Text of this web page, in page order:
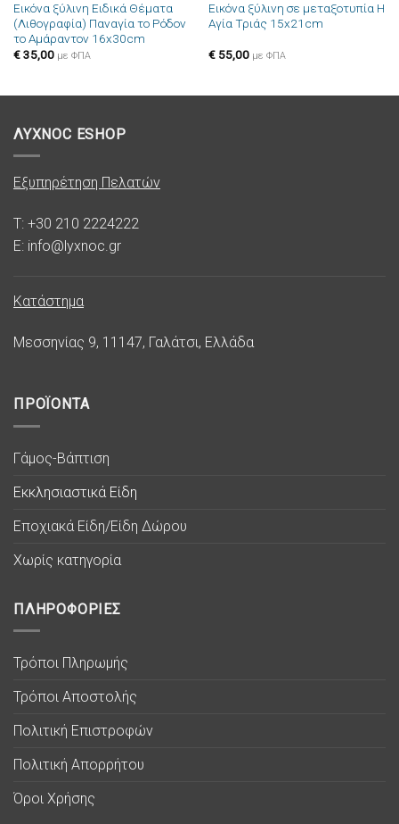
Πρόσθήκη
στην λίστα
επιθυμιών
Εικόνα ξύλινη Ειδικά Θέματα
(Λιθογραφία) Παναγία το Ρόδον
το Αμάραντον 16x30cm
€35,00 με ΦΠΑ
Πρόσθήκη
Εικόνα ξύλινη σε μεταξοτυπία Η
Αγία Τριάς 15x21cm
€55,00 με ΦΠΑ
ΛΥΧΝΟC ESHOP
Εξυπηρέτηση Πελατών
T: +30 210 2224222
E: info@lyxnoc.gr
Κατάστημα
Μεσσηνίας 9, 11147, Γαλάτσι, Ελλάδα
ΠΡΟΪΟΝΤΑ
Γάμος-Βάπτιση
Εκκλησιαστικά Είδη
Εποχιακά Είδη/Είδη Δώρου
Χωρίς κατηγορία
ΠΛΗΡΟΦΟΡΙΕΣ
Τρόποι Πληρωμής
Τρόποι Αποστολής
Πολιτική Επιστροφών
Πολιτική Απορρήτου
Όροι Χρήσης